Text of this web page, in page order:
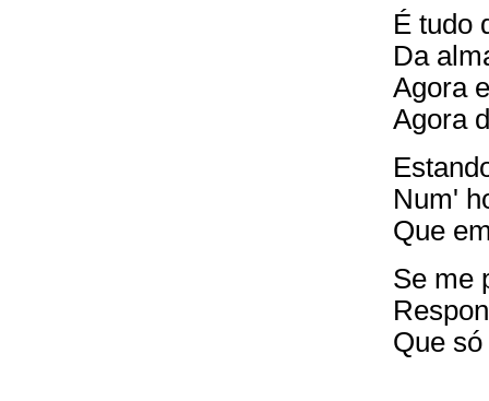
É tudo
Da
Agora
Agora
Num'
Que
Se me
Que